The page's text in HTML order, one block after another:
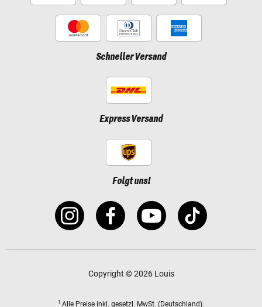
Schneller Versand
Express Versand
Folgt uns!
Copyright © 2026 Louis
1 Alle Preise inkl. gesetzl. MwSt. (Deutschland).